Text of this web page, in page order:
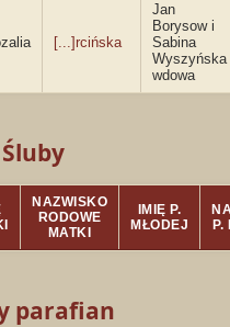
[...]rcińska
Jan
Borysow i
Sabina
Wyszyńska
wdowa
Śluby
NAZWISKO
RODOWE
MATKI
IMIĘ P.
MŁODEJ
P.
parafian